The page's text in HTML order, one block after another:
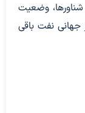
وضعیت
جهانی نفت باقی